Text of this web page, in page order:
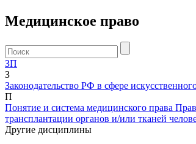
Медицинское право
ЗП
З
Законодательство РФ в сфере
П
Понятие и система медицинского права
трансплантации органов и/или тканей
Другие дисциплины